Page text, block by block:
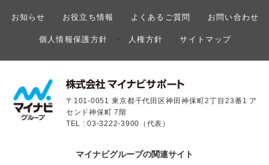
お知らせ お役立ち情報 よくあるご質問 お問い合わせ
個人情報保護方針 > 人権方針 サイトマップ
〒101-0051 東京都千代田区神田神保町2丁目23番1 ア
センド神保町 7階
TEL : 03-3222-3900（代表）
マイナビグループの関連サイト